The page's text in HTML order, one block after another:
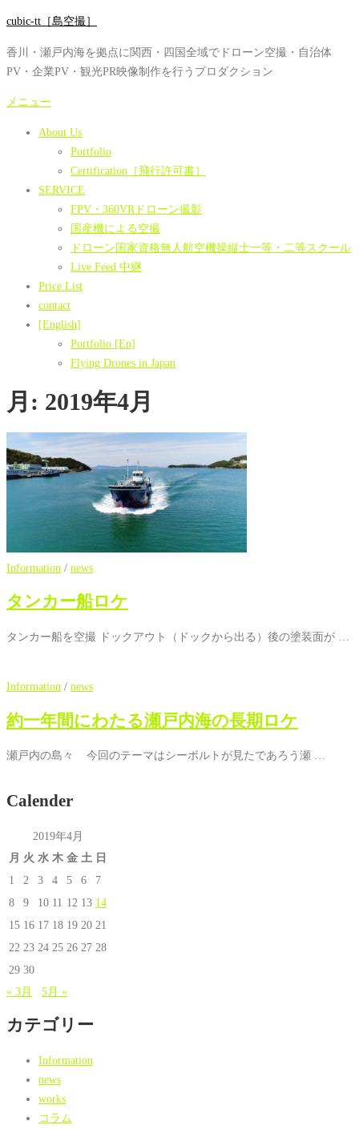
コ
テ
ン
ツ
cubic-tt［島空撮］
香川・瀬戸内海を拠点に関西・四国全域でドローン空撮・自治体
PV・企業PV・観光PR映像制作を行うプロダクション
メニュー
About Us
Portfolio
Certification［飛行許可書］
SERVICE
FPV・360VRドローン撮影
国産機による空撮
ドローン国家資格無人航空機操縦士一等・二等スクール
Live Feed 中継
Price List
contact
[English]
Portfolio [En]
Flying Drones in Japan
月: 2019年4月
Information / news
タンカー船ロケ
タンカー船を空撮 ドックアウト（ドックから出る）後の塗装面が …
Information / news
約一年間にわたる瀬戸内海の長期ロケ
瀬戸内の島々 今回のテーマはシーボルトが見たであろう瀬 …
Calender
2019年4月
月 火 水 木 金 土 日
1
2 3 4 5 6
7
8
9 10 11 12 13 14
15 16 17 18 19 20 21
22 23 24 25 26 27 28
29 30
« 3月
5月 »
カテゴリー
Information
news
works
コラム